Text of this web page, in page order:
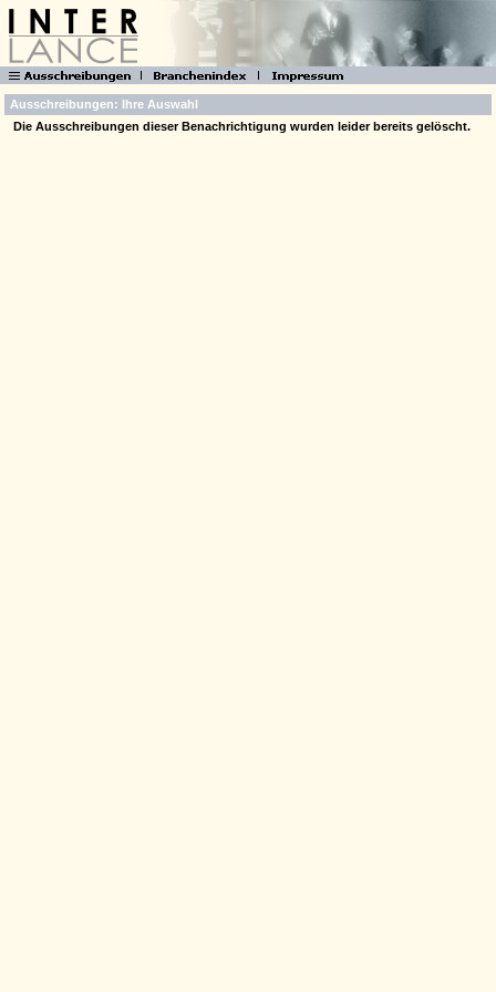
Ausschreibungen: Ihre Auswahl
Die Ausschreibungen dieser Benachrichtigung wurden leider bereits gelöscht.